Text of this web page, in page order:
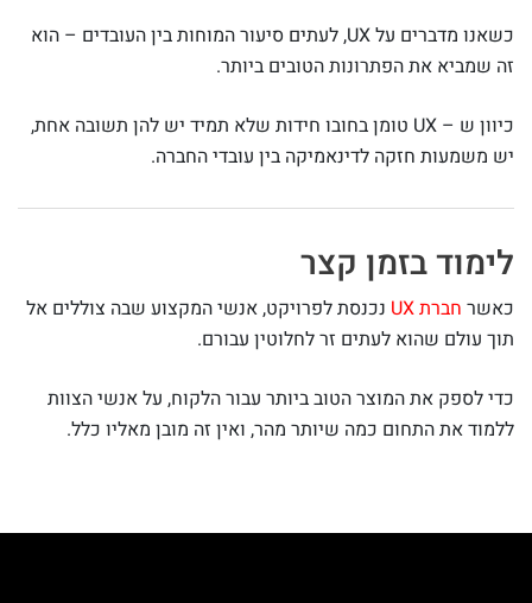
כשאנו מדברים על UX, לעתים סיעור המוחות בין העובדים – הוא
זה שמביא את הפתרונות הטובים ביותר.
כיוון ש – UX טומן בחובו חידות שלא תמיד יש להן תשובה אחת,
יש משמעות חזקה לדינאמיקה בין עובדי החברה.
לימוד בזמן קצר
כאשר חברת UX
נכנסת לפרויקט, אנשי המקצוע שבה צוללים אל
תוך עולם שהוא לעתים זר לחלוטין עבורם.
כדי לספק את המוצר הטוב ביותר עבור הלקוח, על אנשי הצוות
ללמוד את התחום כמה שיותר מהר, ואין זה מובן מאליו כלל.